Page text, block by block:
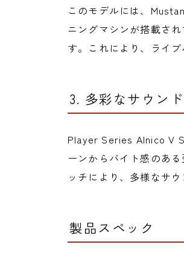
このモデルには、
ニングマシンが搭載さ
す。これにより、ライ
3. 多彩なサウン
Player Series Alnico V
ーンからバイト感のあ
ッチにより、多様なサ
製品スペック